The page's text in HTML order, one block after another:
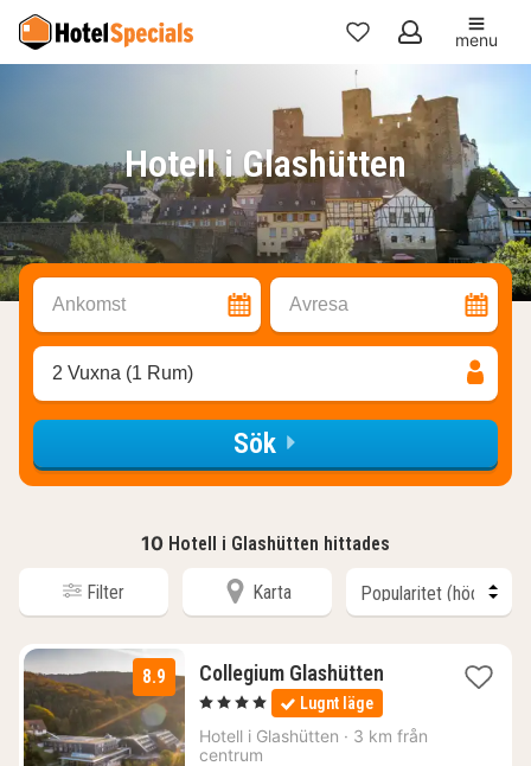
Mina
favoriter
menu
Hotell i Glashütten
Ankomst Avresa
2 Vuxna (1 Rum)
Sök
10 Hotell i Glashütten hittades
Filter Karta
8.9 Collegium Glashütten1
natt
från
1645
, 4 Stjärnor Lugnt läge
Hotell i Glashütten · 3 km från
centrum